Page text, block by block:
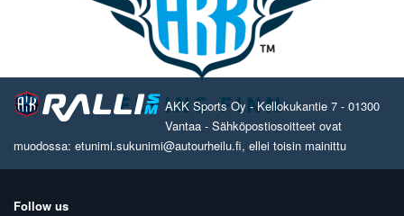
AKK Sports Oy - Kellokukantie 7 - 01300
Vantaa - Sähköpostiosoitteet ovat
muodossa: etunimi.sukunimi@autourheilu.fi, ellei toisin mainittu
Follow us